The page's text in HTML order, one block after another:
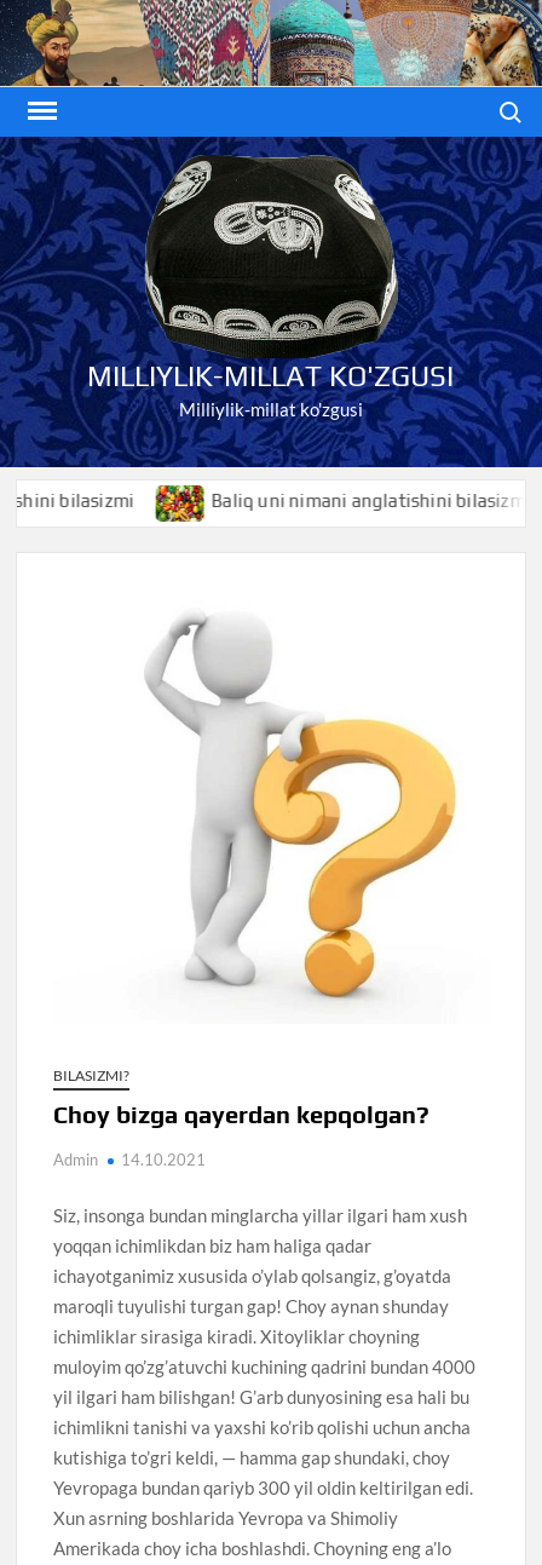
Skip
to
content
MILLIYLIK-MILLAT KO'ZGUSI
Milliylik-millat ko'zgusi
bilasizmi Baliq uni nimani anglatishini bilasizmi
BILASIZMI?
Choy bizga qayerdan kepqolgan?
Admin 14.10.2021
Siz, insonga bundan minglarcha yillar ilgari ham xush
yoqqan ichimlikdan biz ham haliga qadar
ichayotganimiz xususida o’ylab qolsangiz, g’oyatda
maroqli tuyulishi turgan gap! Choy aynan shunday
ichimliklar sirasiga kiradi. Xitoyliklar choyning
muloyim qo’zg’atuvchi kuchining qadrini bundan 4000
yil ilgari ham bilishgan! G’arb dunyosining esa hali bu
ichimlikni tanishi va yaxshi ko’rib qolishi uchun ancha
kutishiga to’gri keldi, — hamma gap shundaki, choy
Yevropaga bundan qariyb 300 yil oldin keltirilgan edi.
Xun asrning boshlarida Yevropa va Shimoliy
Amerikada choy icha boshlashdi. Choyning eng a’lo